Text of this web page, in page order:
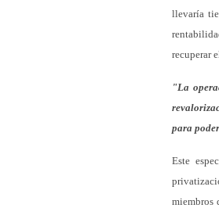
llevaría
recuperar
"La
para
Este
miembros